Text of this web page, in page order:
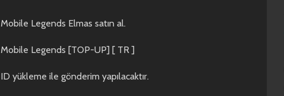
Mobile Legends Elmas satın al.
Mobile Legends [TOP-UP] [ TR ]
ID yükleme ile gönderim yapılacaktır.